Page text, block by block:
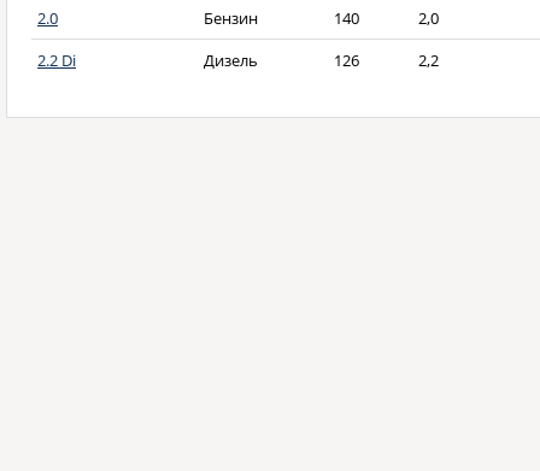
2.0
Бензин 140
2,0
2.2 Di
Дизель 126 2,2